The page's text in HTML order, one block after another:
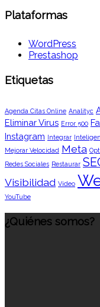
Plataformas
WordPress
Prestashop
Etiquetas
Agenda Citas Online Analityc
Eliminar Virus Error 500
Instagram Integrar
Mejorar Velocidad Meta
Redes Sociales Restaurar
Visibilidad Vídeo
YouTube
¿Quiénes somos?